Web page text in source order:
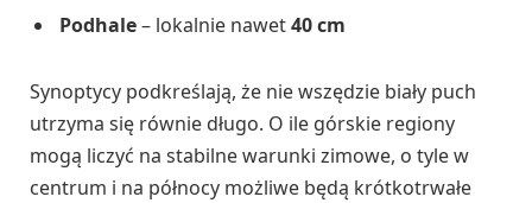
Podhale– lokalnie nawet40 cm
Synoptycy podkreślają, że nie wszędzie biały puch
utrzyma się równie długo. O ile górskie regiony
mogą liczyć na stabilne warunki zimowe, o tyle w
centrum i na północy możliwe będą krótkotrwałe